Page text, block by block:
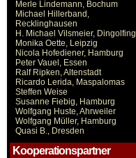
Merle Lindemann, Bochum
Michael Hillerband,
Recklinghausen
H. Michael Vilsmeier, Dingolfing
Monika Oette, Leipzig
Nicola Hofediener, Hamburg
Peter Vauel, Essen
Ralf Ripken, Altenstadt
Ricardo Lerida, Maspalomas
Steffen Weise
Susanne Fiebig, Hamburg
Wolfgang Huste, Ahrweiler
Wolfgang Müller, Hamburg
Quasi B., Dresden
Kooperationspartner